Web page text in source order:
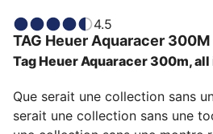
4.5
TAG Heuer Aquaracer 300M
Tag Heuer Aquaracer 300m, all
Que serait une collection sans
serait une collection sans une